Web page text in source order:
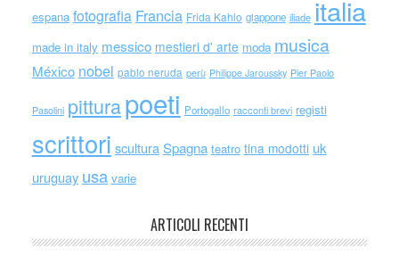
espana fotografia Francia Frida Kahlo giappone iliade italia
made in italy messico mestieri d' arte moda musica
México nobel pablo neruda perù Philippe Jaroussky Pier Paolo
Pasolini pitturapoeti Portogallo racconti brevi registi
scrittori scultura Spagna teatro tina modotti uk
uruguay usa varie
ARTICOLI RECENTI